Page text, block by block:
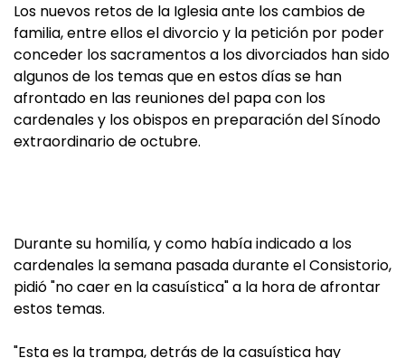
Los nuevos retos de la Iglesia ante los cambios de
familia, entre ellos el divorcio y la petición por poder
conceder los sacramentos a los divorciados han sido
algunos de los temas que en estos días se han
afrontado en las reuniones del papa con los
cardenales y los obispos en preparación del Sínodo
extraordinario de octubre.
Durante su homilía, y como había indicado a los
cardenales la semana pasada durante el Consistorio,
pidió "no caer en la casuística" a la hora de afrontar
estos temas.
"Esta es la trampa, detrás de la casuística hay